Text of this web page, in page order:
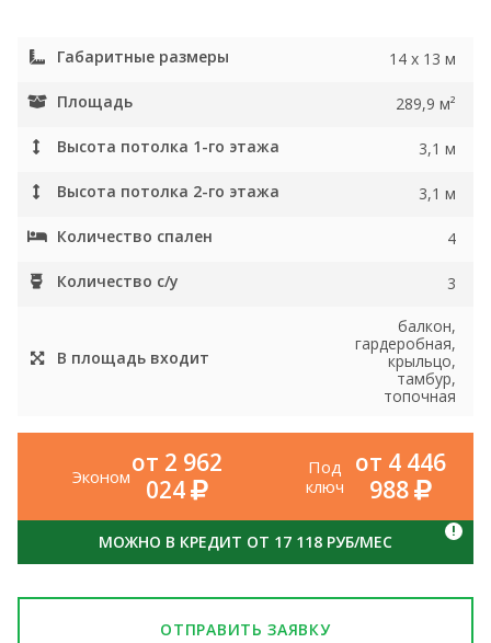
Габаритные размеры 14 x 13 м
Площадь 289,9 м²
Высота потолка 1-го этажа 3,1 м
Высота потолка 2-го этажа 3,1 м
Количество спален 4
Количество с/у 3
В площадь входит
балкон,
гардеробная,
крыльцо,
тамбур,
топочная
Экономот 2 962
024
Под
ключ
от 4 446
988
МОЖНО В КРЕДИТ ОТ 17 118 РУБ/МЕС
!
ОТПРАВИТЬ ЗАЯВКУ